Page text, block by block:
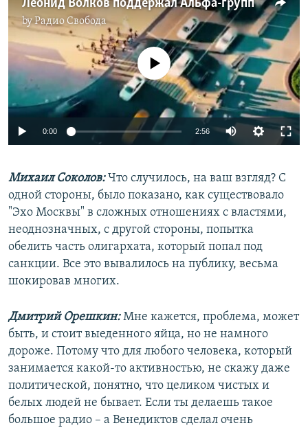
Леонид Волков поддержал Альфа-групп
byРадио Свобода
Auto 240p 360p 480p
720p 1080p
No media source currently available
0:00 2:56
360p
480p
1080p
Михаил Соколов:Что случилось, на ваш взгляд? С
одной стороны, было показано, как существовало
"Эхо Москвы" в сложных отношениях с властями,
неоднозначных, с другой стороны, попытка
обелить часть олигархата, который попал под
санкции. Все это вывалилось на публику, весьма
шокировав многих.
Дмитрий Орешкин:Мне кажется, проблема, может
быть, и стоит выеденного яйца, но не намного
дороже. Потому что для любого человека, который
занимается какой-то активностью, не скажу даже
политической, понятно, что целиком чистых и
белых людей не бывает. Если ты делаешь такое
большое радио – а Венедиктов сделал очень